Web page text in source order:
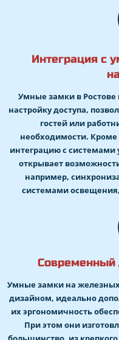
Интеграция с
Умные замки в Ростове
настройку доступа,
гостей или
необходимости. Кроме
интеграцию с системами
открывает
например,
системами
Современный
Умные замки на
дизайном, идеально
их эргономичность
При этом они